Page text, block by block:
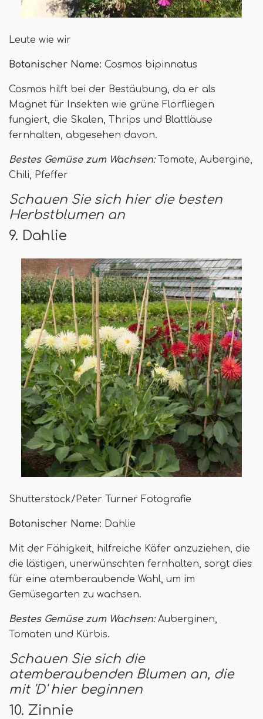
Leute wie wir
Botanischer Name: Cosmos bipinnatus
Cosmos hilft bei der Bestäubung, da er als
Magnet für Insekten wie grüne Florfliegen
fungiert, die Skalen, Thrips und Blattläuse
fernhalten, abgesehen davon.
Bestes Gemüse zum Wachsen: Tomate, Aubergine,
Chili, Pfeffer
Schauen Sie sich hier die besten
Herbstblumen an
9. Dahlie
Shutterstock/Peter Turner Fotografie
Botanischer Name: Dahlie
Mit der Fähigkeit, hilfreiche Käfer anzuziehen, die
die lästigen, unerwünschten fernhalten, sorgt dies
für eine atemberaubende Wahl, um im
Gemüsegarten zu wachsen.
Bestes Gemüse zum Wachsen:Auberginen,
Tomaten und Kürbis.
Schauen Sie sich die
atemberaubenden Blumen an, die
mit 'D' hier beginnen
10. Zinnie